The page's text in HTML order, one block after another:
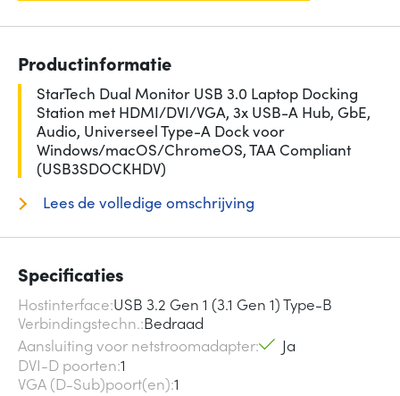
Productinformatie
StarTech Dual Monitor USB 3.0 Laptop Docking
Station met HDMI/DVI/VGA, 3x USB-A Hub, GbE,
Audio, Universeel Type-A Dock voor
Windows/macOS/ChromeOS, TAA Compliant
(USB3SDOCKHDV)
Lees de volledige omschrijving
Specificaties
Hostinterface USB 3.2 Gen 1 (3.1 Gen 1) Type-B
Verbindingstechn. Bedraad
Aansluiting voor netstroomadapter
Ja
DVI-D poorten 1
VGA (D-Sub)poort(en) 1